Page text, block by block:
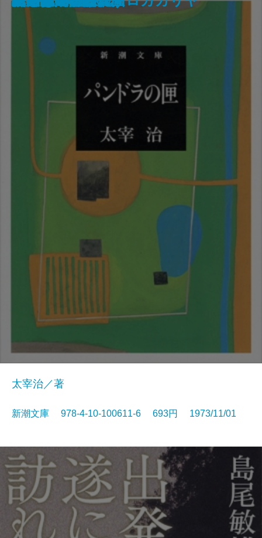
太宰治／著
新潮文庫 978-4-10-100611-6 693円 1973/11/01